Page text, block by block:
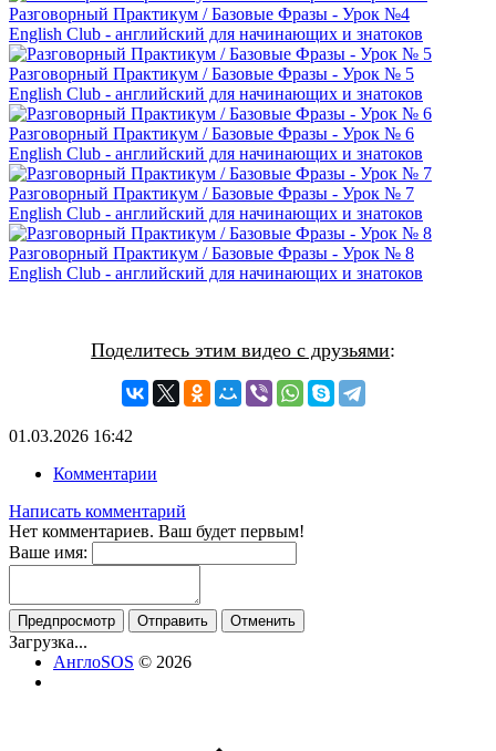
Разговорный Практикум / Базовые Фразы - Урок №4
English Club - английский для начинающих и знатоков
Разговорный Практикум / Базовые Фразы - Урок № 5
English Club - английский для начинающих и знатоков
Разговорный Практикум / Базовые Фразы - Урок № 6
English Club - английский для начинающих и знатоков
Разговорный Практикум / Базовые Фразы - Урок № 7
English Club - английский для начинающих и знатоков
Разговорный Практикум / Базовые Фразы - Урок № 8
English Club - английский для начинающих и знатоков
Поделитесь этим видео с друзьями:
01.03.2026 16:42
Комментарии
Написать комментарий
Нет комментариев. Ваш будет первым!
Ваше имя:
Предпросмотр Отправить Отменить
Загрузка...
АнглоSOS © 2026